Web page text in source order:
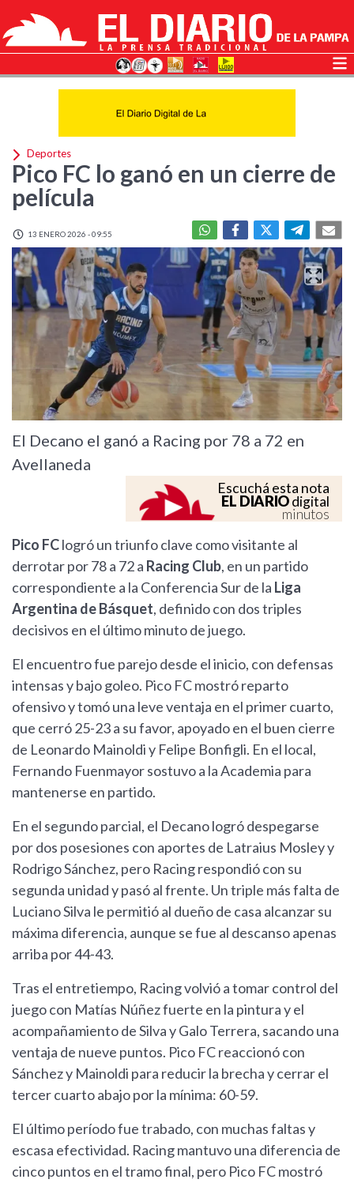
Deportes
Pico FC lo ganó en un cierre de
película
13 ENERO 2026 - 09:55
El Decano el ganó a Racing por 78 a 72 en
Avellaneda
Escuchá esta nota
EL DIARIOdigital
minutos
Pico FClogró un triunfo clave como visitante al
derrotar por 78 a 72 a Racing Club, en un partido
correspondiente a la Conferencia Sur de la Liga
Argentina de Básquet, definido con dos triples
decisivos en el último minuto de juego.
El encuentro fue parejo desde el inicio, con defensas
intensas y bajo goleo. Pico FC mostró reparto
ofensivo y tomó una leve ventaja en el primer cuarto,
que cerró 25-23 a su favor, apoyado en el buen cierre
de Leonardo Mainoldi y Felipe Bonfigli. En el local,
Fernando Fuenmayor sostuvo a la Academia para
mantenerse en partido.
En el segundo parcial, el Decano logró despegarse
por dos posesiones con aportes de Latraius Mosley y
Rodrigo Sánchez, pero Racing respondió con su
segunda unidad y pasó al frente. Un triple más falta de
Luciano Silva le permitió al dueño de casa alcanzar su
máxima diferencia, aunque se fue al descanso apenas
arriba por 44-43.
Tras el entretiempo, Racing volvió a tomar control del
juego con Matías Núñez fuerte en la pintura y el
acompañamiento de Silva y Galo Terrera, sacando una
ventaja de nueve puntos. Pico FC reaccionó con
Sánchez y Mainoldi para reducir la brecha y cerrar el
tercer cuarto abajo por la mínima: 60-59.
El último período fue trabado, con muchas faltas y
escasa efectividad. Racing mantuvo una diferencia de
cinco puntos en el tramo final, pero Pico FC mostró